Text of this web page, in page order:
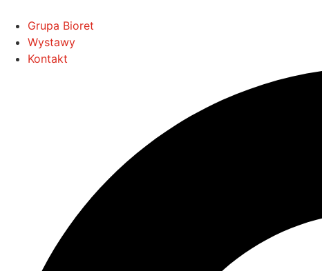
Grupa Bioret
Wystawy
Kontakt